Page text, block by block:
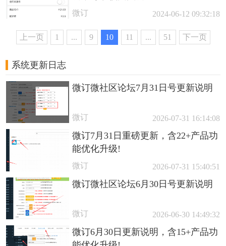
微订 2024-06-12 09:32:18
上一页 1 ... 9 10 11 ... 51 下一页
系统更新日志
微订微社区论坛7月31日号更新说明
微订 2026-07-31 16:14:08
微订7月31日重磅更新，含22+产品功
能优化升级!
微订 2026-07-31 15:40:51
微订微社区论坛6月30日号更新说明
微订 2026-06-30 14:49:32
微订6月30日更新说明，含15+产品功